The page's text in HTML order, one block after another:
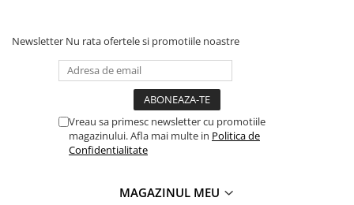
Newsletter Nu rata ofertele si promotiile noastre
Vreau sa primesc newsletter cu promotiile
magazinului. Afla mai multe in Politica de
Confidentialitate
MAGAZINUL MEU